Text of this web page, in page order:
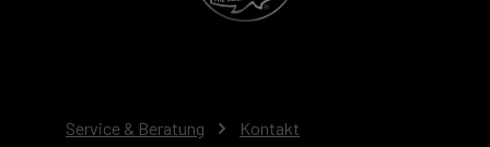
Service & Beratung Kontakt